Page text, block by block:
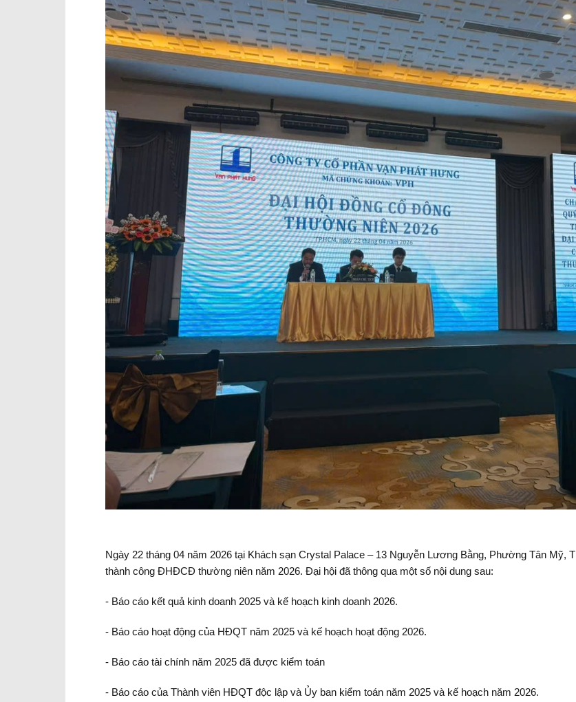
Ngày 22 tháng 04 năm 2026 tại Khách sạn Crystal Palace – 13 Nguyễn Lương Bằng, Phường Tân Mỹ,
thành công ĐHĐCĐ thường niên năm 2026. Đại hội đã thông qua một số nội dung sau:
- Báo cáo kết quả kinh doanh 2025 và kế hoạch kinh doanh 2026.
- Báo cáo hoạt động của HĐQT năm 2025 và kế hoạch hoạt động 2026.
- Báo cáo tài chính năm 2025 đã được kiểm toán
- Báo cáo của Thành viên HĐQT độc lập và Ủy ban kiểm toán năm 2025 và kế hoạch năm 2026.